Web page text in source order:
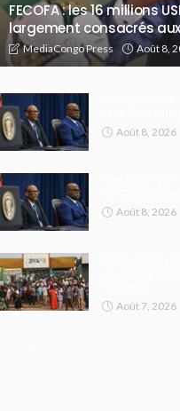
FECOFA : les 16 millions
largement consacrés
MediaCongo Press Août 8,
Août 8, 2026
Août 8, 2026
Août 7, 2026